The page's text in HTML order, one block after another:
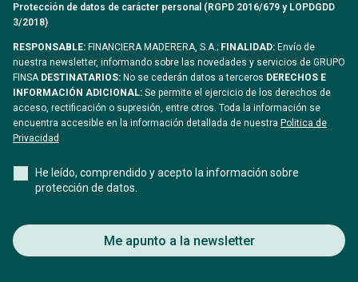
Protección de datos de carácter personal (RGPD 2016/679 y LOPDGDD
3/2018)
RESPONSABLE: FINANCIERA MADERERA, S.A.; FINALIDAD: Envío de
nuestra newsletter, informando sobre las novedades y servicios de GRUPO
FINSADESTINATARIOS: No se cederán datos a terceros DERECHOS E
INFORMACIÓN ADICIONAL: Se permite el ejercicio de los derechos de
acceso, rectificación o supresión, entre otros. Toda la información se
encuentra accesible en la información detallada de nuestra Politica de
Privacidad
He leído, comprendido y acepto la información sobre
protección de datos.
Me apunto a la newsletter